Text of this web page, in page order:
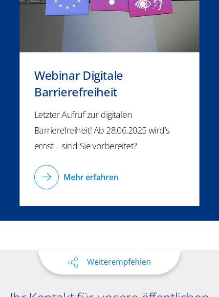
Webinar Digitale
Barrierefreiheit
Letzter Aufruf zur digitalen
Barrierefreiheit! Ab 28.06.2025 wird’s
ernst – sind Sie vorbereitet?
Mehr erfahren
Weiterempfehlen